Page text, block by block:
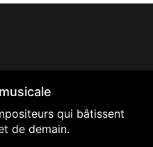
qui bâtissent
de demain.